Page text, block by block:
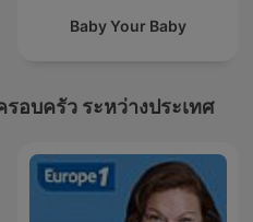
Baby Your Baby
อบครัว ระหว่างประเทศ